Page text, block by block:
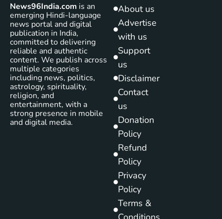
News96India.com is an
emerging Hindi-language
news portal and digital
publication in India,
committed to delivering
reliable and authentic
content. We publish across
multiple categories
including news, politics,
astrology, spirituality,
religion, and
entertainment, with a
strong presence in mobile
and digital media.
About us
Advertise
with us
Support
us
Disclaimer
Contact
us
Donation
Policy
Refund
Policy
Privacy
Policy
Terms &